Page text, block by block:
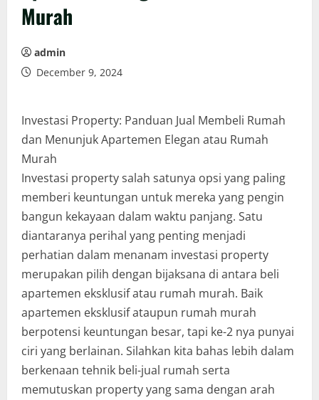
Murah
admin
December 9, 2024
Investasi Property: Panduan Jual Membeli Rumah
dan Menunjuk Apartemen Elegan atau Rumah
Murah
Investasi property salah satunya opsi yang paling
memberi keuntungan untuk mereka yang pengin
bangun kekayaan dalam waktu panjang. Satu
diantaranya perihal yang penting menjadi
perhatian dalam menanam investasi property
merupakan pilih dengan bijaksana di antara beli
apartemen eksklusif atau rumah murah. Baik
apartemen eksklusif ataupun rumah murah
berpotensi keuntungan besar, tapi ke-2 nya punyai
ciri yang berlainan. Silahkan kita bahas lebih dalam
berkenaan tehnik beli-jual rumah serta
memutuskan property yang sama dengan arah